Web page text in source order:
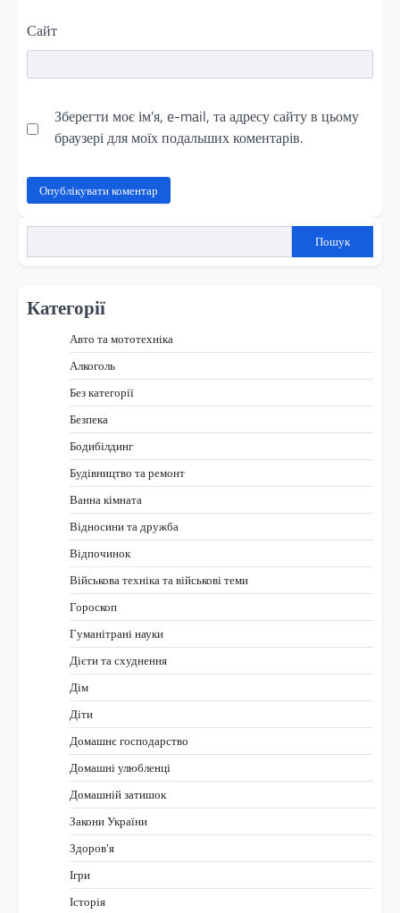
Сайт
Зберегти моє ім'я, e-mail, та адресу сайту в цьому
браузері для моїх подальших коментарів.
Пошук
Категорії
Авто та мототехніка
Алкоголь
Без категорії
Безпека
Бодибілдинг
Будівництво та ремонт
Ванна кімната
Відносини та дружба
Відпочинок
Військова техніка та військові теми
Гороскоп
Гуманітрані науки
Дієти та схуднення
Дім
Діти
Домашнє господарство
Домашні улюбленці
Домашній затишок
Закони України
Здоров'я
Ігри
Історія